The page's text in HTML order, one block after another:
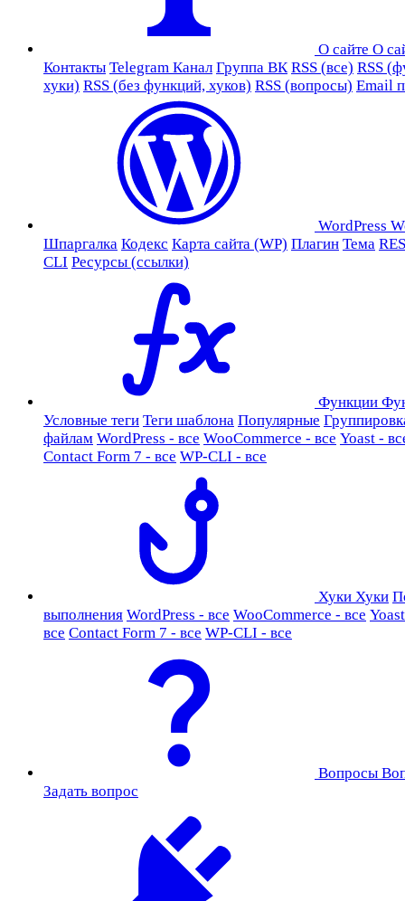
О сайте О
Контакты Telegram Канал Группа ВК RSS (все) RSS
хуки) RSS (без функций, хуков) RSS (вопросы) Email
WordPress
Шпаргалка Кодекс Карта сайта (WP) Плагин Тема
CLI Ресурсы (ссылки)
Функции
Условные теги Теги шаблона Популярные
файлам WordPress - все WooCommerce - все Yoast -
Contact Form 7 - все WP-CLI - все
Хуки Хуки
выполнения WordPress - все WooCommerce - все
все Contact Form 7 - все WP-CLI - все
Вопросы
Задать вопрос